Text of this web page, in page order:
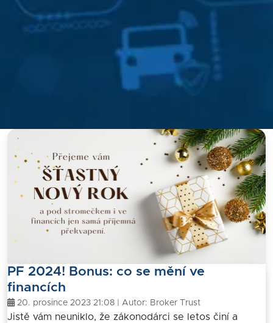
PF 2024! Bonus: co se mění ve
financích
20. prosince 2023 21:08 | Autor: Broker Trust
Jistě vám neuniklo, že zákonodárci se letos činí a